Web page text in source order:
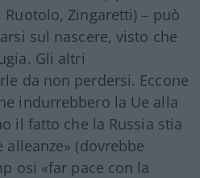
Zingaretti) – può
sul nascere, visto che
Gli altri
da non perdersi. Eccone
indurrebbero la Ue alla
il fatto che la Russia stia
(dovrebbe
osi «far pace con la